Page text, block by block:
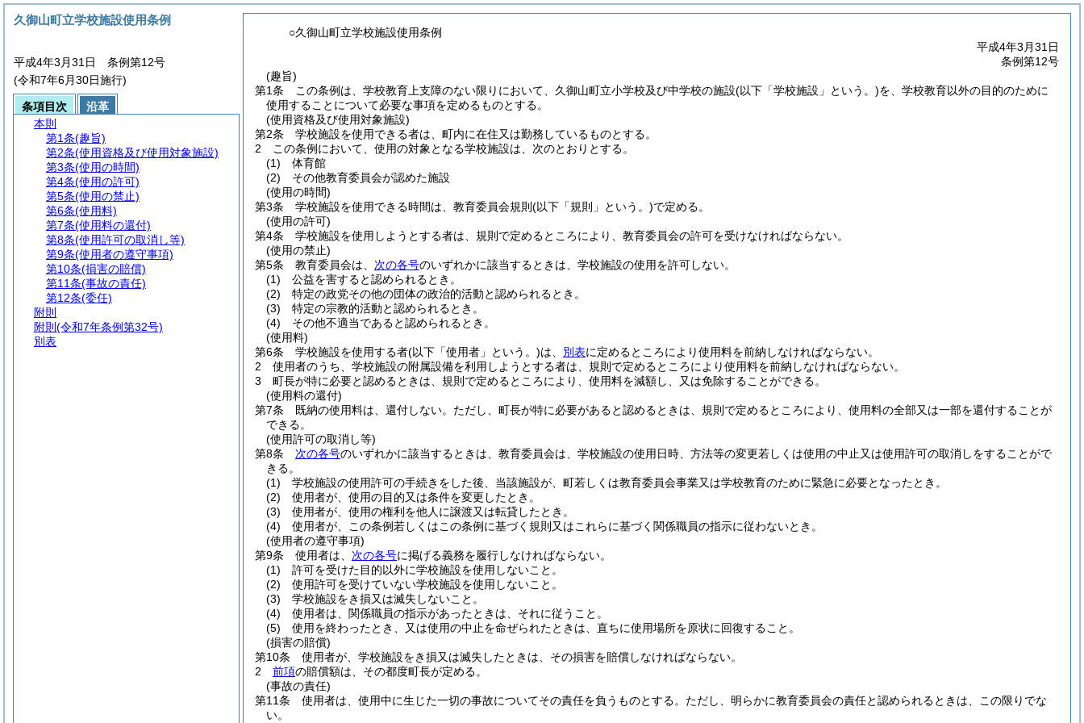
○久御山町立学校施設使用条例
平成4年3月31日
条例第12号
(趣旨)
第1条
この条例は、学校教育上支障のない限りにおいて、久御山町立小学校及び中学校の施設(以下「学校施設」という。)を、学校教育以外の目的のために
使用することについて必要な事項を定めるものとする。
(使用資格及び使用対象施設)
第2条
学校施設を使用できる者は、町内に在住又は勤務しているものとする。
2
この条例において、使用の対象となる学校施設は、次のとおりとする。
(1)
体育館
(2)
その他教育委員会が認めた施設
(使用の時間)
第3条
学校施設を使用できる時間は、教育委員会規則 (以下「規則」という。)で定める。
(使用の許可)
第4条
学校施設を使用しようとする者は、規則で定めるところにより、教育委員会の許可を受けなければならない。
(使用の禁止)
第5条
教育委員会は、 次の各号のいずれかに該当するときは、学校施設の使用を許可しない。
(1)
公益を害すると認められるとき。
(2)
特定の政党その他の団体の政治的活動と認められるとき。
(3)
特定の宗教的活動と認められるとき。
(4)
その他不適当であると認められるとき。
(使用料)
第6条
学校施設を使用する者(以下「使用者」という。)は、 別表に定めるところにより使用料を前納しなければならない。
2
使用者のうち、学校施設の附属設備を利用しようとする者は、規則で定めるところにより使用料を前納しなければならない。
3
町長が特に必要と認めるときは、規則で定めるところにより、使用料を減額し、又は免除することができる。
(使用料の還付)
第7条
既納の使用料は、還付しない。 ただし、町長が特に必要があると認めるときは、規則で定めるところにより、使用料の全部又は一部を還付することが
できる。
(使用許可の取消し等)
第8条
次の各号のいずれかに該当するときは、教育委員会は、学校施設の使用日時、方法等の変更若しくは使用の中止又は使用許可の取消しをすることがで
きる。
(1)
学校施設の使用許可の手続きをした後、当該施設が、町若しくは教育委員会事業又は学校教育のために緊急に必要となったとき。
(2)
使用者が、使用の目的又は条件を変更したとき。
(3)
使用者が、使用の権利を他人に譲渡又は転貸したとき。
(4)
使用者が、この条例若しくはこの条例に基づく規則又はこれらに基づく関係職員の指示に従わないとき。
(使用者の遵守事項)
第9条
使用者は、 次の各号に掲げる義務を履行しなければならない。
(1)
許可を受けた目的以外に学校施設を使用しないこと。
(2)
使用許可を受けていない学校施設を使用しないこと。
(3)
学校施設をき損又は滅失しないこと。
(4)
使用者は、関係職員の指示があったときは、それに従うこと。
(5)
使用を終わったとき、又は使用の中止を命ぜられたときは、直ちに使用場所を原状に回復すること。
(損害の賠償)
第10条
使用者が、学校施設をき損又は滅失したときは、その損害を賠償しなければならない。
2
前項の賠償額は、その都度町長が定める。
(事故の責任)
第11条
使用者は、使用中に生じた一切の事故についてその責任を負うものとする。 ただし、明らかに教育委員会の責任と認められるときは、この限りでな
い。
久御山町立学校施設使用条例
平成4年3月31日 条例第12号
(令和7年6月30日施行)
条項目次
沿革
本則
第1条(趣旨)
第2条(使用資格及び使用対象施設)
第3条(使用の時間)
第4条(使用の許可)
第5条(使用の禁止)
第6条(使用料)
第7条(使用料の還付)
第8条(使用許可の取消し等)
第9条(使用者の遵守事項)
第10条(損害の賠償)
第11条(事故の責任)
第12条(委任)
附則
附則 (令和7年条例第32号)
別表